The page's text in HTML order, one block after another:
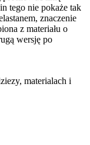
tego nie pokaże tak
znaczenie
z materiału o
wersję po
materialach i